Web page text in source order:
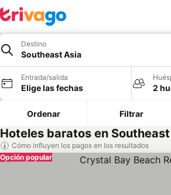
Destino
Southeast Asia
Entrada/salida
Elige las fechas 2
Ordenar Filtrar
Hoteles baratos en
Cómo influyen los pagos en los resultados
Opción popular